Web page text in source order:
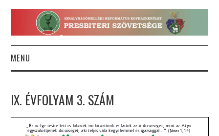
MENU
HÍREK
ESEMÉNYNAPTÁR
IX. ÉVFOLYAM 3. SZÁM